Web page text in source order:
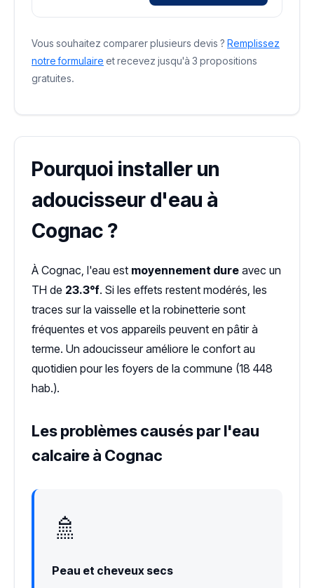
Vous souhaitez comparer plusieurs devis ? Remplissez
notre formulaire et recevez jusqu'à 3 propositions
gratuites.
Pourquoi installer un
adoucisseur d'eau à
Cognac ?
À Cognac, l'eau est moyennement dure avec un
TH de 23.3°f. Si les effets restent modérés, les
traces sur la vaisselle et la robinetterie sont
fréquentes et vos appareils peuvent en pâtir à
terme. Un adoucisseur améliore le confort au
quotidien pour les foyers de la commune (18 448
hab.).
Les problèmes causés par l'eau
calcaire à Cognac
🚿
Peau et cheveux secs